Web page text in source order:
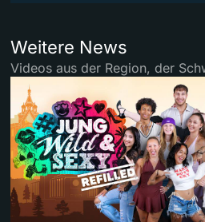
Weitere News
Videos aus der Region, der